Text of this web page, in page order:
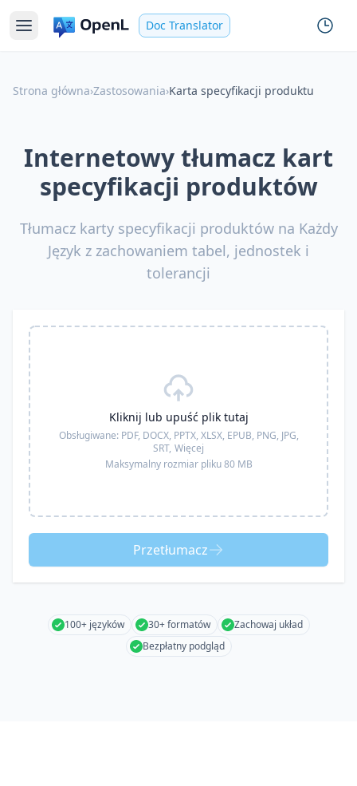
Doc Translator
Strona główna›Zastosowania›Karta specyfikacji produktu
Internetowy tłumacz kart
specyfikacji produktów
Tłumacz karty specyfikacji produktów na Każdy
Język z zachowaniem tabel, jednostek i
tolerancji
Kliknij lub upuść plik tutaj
Obsługiwane: PDF, DOCX, PPTX, XLSX, EPUB, PNG, JPG,
SRT, Więcej
Maksymalny rozmiar pliku 80 MB
Przetłumacz
100+ języków 30+ formatów
Zachowaj układ
Bezpłatny podgląd